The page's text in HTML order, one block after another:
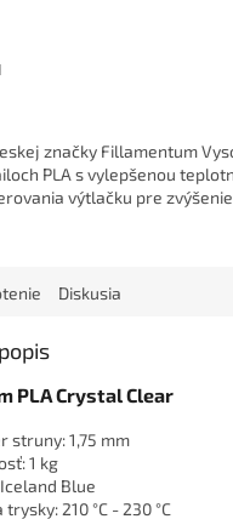
značky Fillamentum
PLA s vylepšenou
výtlačku pre
Diskusia
PLA Crystal Clear
struny: 1,75 mm
1 kg
Blue
210 °C - 230 °C